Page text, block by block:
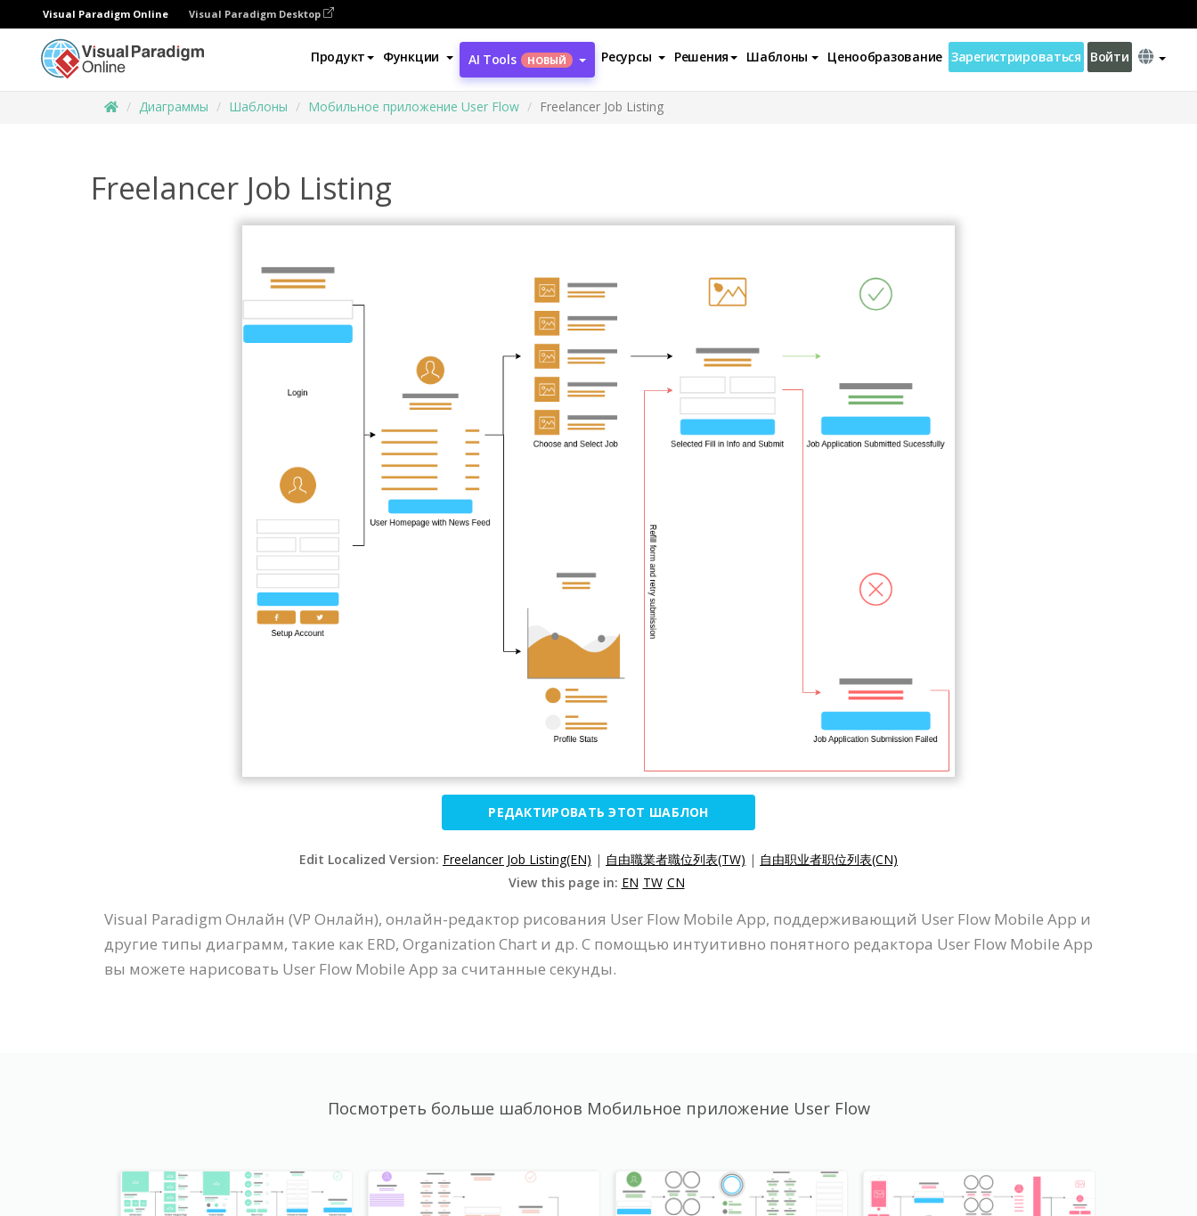
Visual Paradigm Online Visual Paradigm Desktop
Продукт Функции AI Tools НОВЫЙ Ресурсы Решения Шаблоны Ценообразование Зарегистрироваться Войти
Диаграммы Шаблоны Мобильное приложение User Flow Freelancer Job Listing
Freelancer Job Listing
РЕДАКТИРОВАТЬ ЭТОТ ШАБЛОН
Edit Localized Version: Freelancer Job Listing(EN) | 自由職業者職位列表(TW) | 自由职业者职位列表(CN)
View this page in: EN TW CN
Visual Paradigm Онлайн (VP Онлайн), онлайн-редактор рисования User Flow Mobile App, поддерживающий User Flow Mobile App и
другие типы диаграмм, такие как ERD, Organization Chart и др. С помощью интуитивно понятного редактора User Flow Mobile App
вы можете нарисовать User Flow Mobile App за считанные секунды.
Посмотреть больше шаблонов Мобильное приложение User Flow